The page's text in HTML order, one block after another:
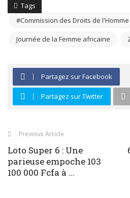
Tags
#Commission des Droits de
Journée de la Femme africaine
Partagez sur Facebook
Partagez sur Twitter
Previous Article
Loto Super 6 : Une
parieuse empoche 103
100 000 Fcfa à ...